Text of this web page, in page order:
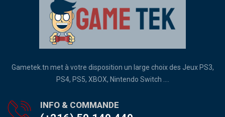
Gametek.tn met à votre disposition un large choix des Jeux PS3,
PS4, PS5, XBOX, Nintendo Switch ....
INFO & COMMANDE